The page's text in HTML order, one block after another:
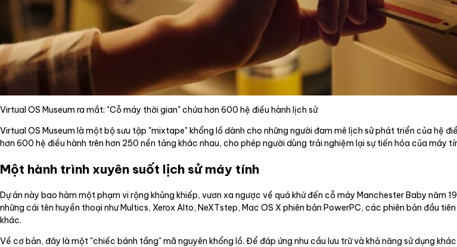
Virtual OS Museum ra mắt: "Cỗ máy thời gian" chứa hơn 600 hệ điều hành lịch sử
Virtual OS Museum là một bộ sưu tập "mixtape" khổng lồ dành cho những người đam mê lịch sử phát triển của hệ
hơn 600 hệ điều hành trên hơn 250 nền tảng khác nhau, cho phép người dùng trải nghiệm lại sự tiến hóa của máy
Một hành trình xuyên suốt lịch sử máy tính
Dự án này bao hàm một phạm vi rộng khủng khiếp, vươn xa ngược về quá khứ đến cỗ máy Manchester Baby năm
những cái tên huyền thoại như Multics, Xerox Alto, NeXTstep, Mac OS X phiên bản PowerPC, các phiên bản đầu
khác.
Về cơ bản, đây là một "chiếc bánh tầng" mã nguyên khổng lồ. Để đáp ứng nhu cầu lưu trữ và khả năng sử dụng